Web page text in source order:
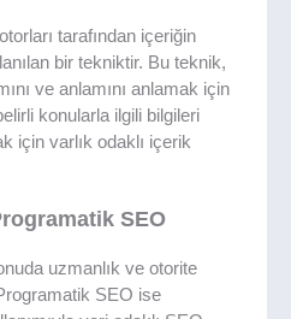
tarafından içeriğin
bir tekniktir. Bu teknik,
ve anlamını anlamak için
konularla ilgili bilgileri
için varlık odaklı içerik
SEO
uzmanlık ve otorite
SEO ise